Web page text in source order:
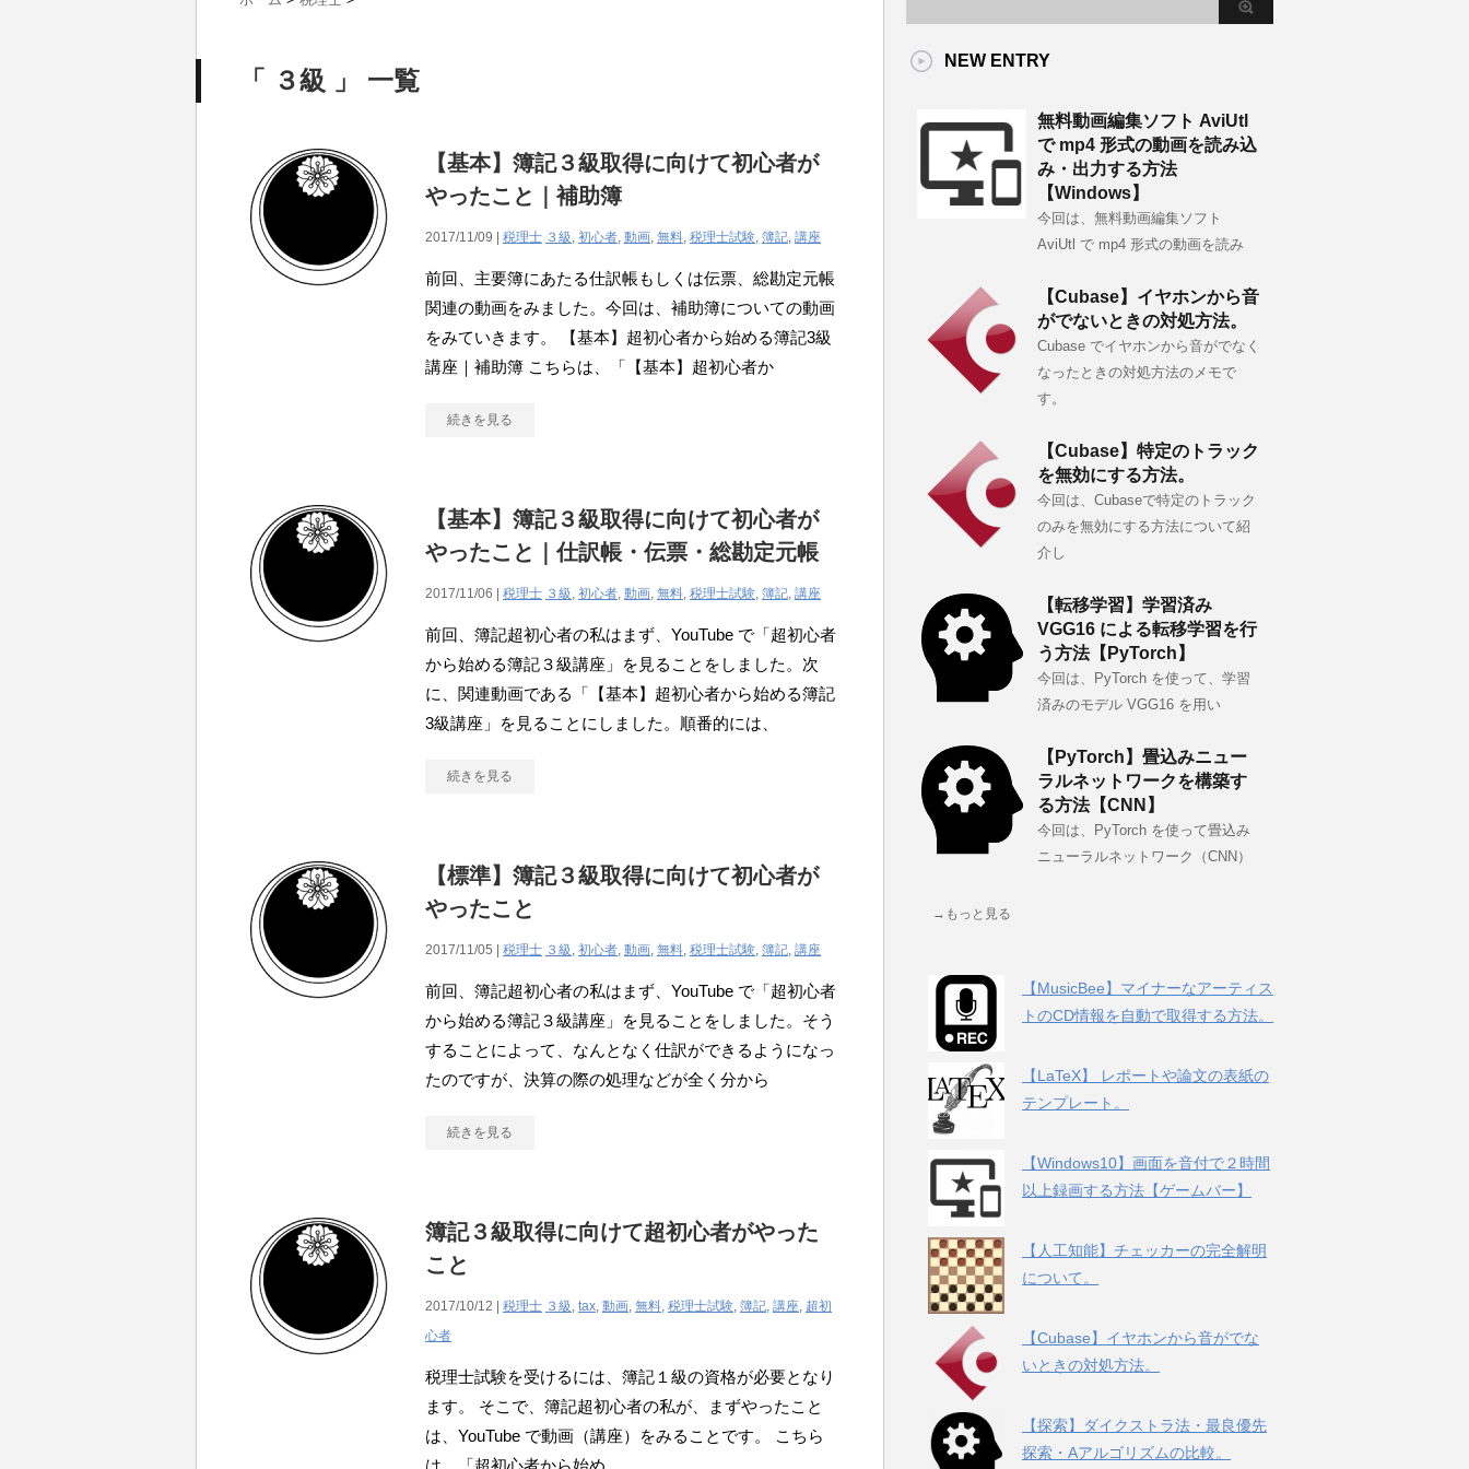
「 ３級 」 一覧
【基本】簿記３級取得に向けて初心者が
やったこと｜補助簿
2017/11/09 | 税理士 ３級 , 初心者, 動画, 無料, 税理士試験, 簿記, 講座
前回、主要簿にあたる仕訳帳もしくは伝票、総勘定元帳
関連の動画をみました。今回は、補助簿についての動画
をみていきます。 【基本】超初心者から始める簿記3級
講座｜補助簿 こちらは、「【基本】超初心者か
続きを見る
【基本】簿記３級取得に向けて初心者が
やったこと｜仕訳帳・伝票・総勘定元帳
2017/11/06 | 税理士 ３級 , 初心者, 動画, 無料, 税理士試験, 簿記, 講座
前回、簿記超初心者の私はまず、YouTube で「超初心者
から始める簿記３級講座」を見ることをしました。次
に、関連動画である「【基本】超初心者から始める簿記
3級講座」を見ることにしました。順番的には、
続きを見る
【標準】簿記３級取得に向けて初心者が
やったこと
2017/11/05 | 税理士 ３級 , 初心者, 動画, 無料, 税理士試験, 簿記, 講座
前回、簿記超初心者の私はまず、YouTube で「超初心者
から始める簿記３級講座」を見ることをしました。そう
することによって、なんとなく仕訳ができるようになっ
たのですが、決算の際の処理などが全く分から
続きを見る
簿記３級取得に向けて超初心者がやった
こと
2017/10/12 | 税理士 ３級 , tax, 動画, 無料, 税理士試験, 簿記, 講座, 超初
心者
税理士試験を受けるには、簿記１級の資格が必要となり
ます。 そこで、簿記超初心者の私が、まずやったこと
は、YouTube で動画（講座）をみることです。 こちら
は、「超初心者から始め
NEW ENTRY
無料動画編集ソフト AviUtl
で mp4 形式の動画を読み込
み・出力する方法
【Windows】
今回は、無料動画編集ソフト
AviUtl で mp4 形式の動画を読み
【Cubase】イヤホンから音
がでないときの対処方法。
Cubase でイヤホンから音がでなく
なったときの対処方法のメモで
す。
【Cubase】特定のトラック
を無効にする方法。
今回は、Cubaseで特定のトラック
のみを無効にする方法について紹
介し
【転移学習】学習済み
VGG16 による転移学習を行
う方法【PyTorch】
今回は、PyTorch を使って、学習
済みのモデル VGG16 を用い
【PyTorch】畳込みニュー
ラルネットワークを構築す
る方法【CNN】
今回は、PyTorch を使って畳込み
ニューラルネットワーク（CNN）
→もっと見る
【MusicBee】マイナーなアーティス
トのCD情報を自動で取得する方法。
【LaTeX】 レポートや論文の表紙の
テンプレート。
【Windows10】画面を音付で２時間
以上録画する方法【ゲームバー】
【人工知能】チェッカーの完全解明
について。
【Cubase】イヤホンから音がでな
いときの対処方法。
【探索】ダイクストラ法・最良優先
探索・Aアルゴリズムの比較。